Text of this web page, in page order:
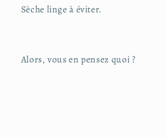
Sèche linge à éviter.
Alors, vous en pensez quoi ?